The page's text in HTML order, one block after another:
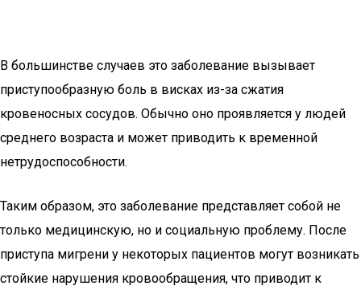
В большинстве случаев это заболевание вызывает
приступообразную боль в висках из-за сжатия
кровеносных сосудов. Обычно оно проявляется у людей
среднего возраста и может приводить к временной
нетрудоспособности.
Таким образом, это заболевание представляет собой не
только медицинскую, но и социальную проблему. После
приступа мигрени у некоторых пациентов могут возникать
стойкие нарушения кровообращения, что приводит к